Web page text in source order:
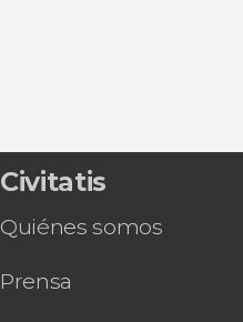
Civitatis
Quiénes somos
Prensa